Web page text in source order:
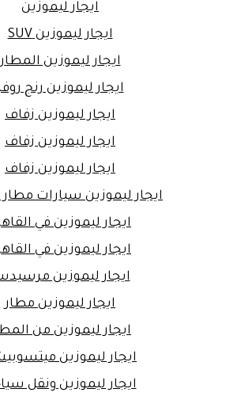
ايجار ليموزين
ايجار ليموزين SUV
ايجار ليموزين المطار
ايجار ليموزين رنج
ايجار ليموزين زفاف
ايجار ليموزين زفاف
ايجار ليموزين زفاف
ايجار ليموزين سيارات مطار
ايجار ليموزين في
ايجار ليموزين في
ايجار ليموزين
ايجار ليموزين مطار
ايجار ليموزين من
ايجار ليموزين
ايجار ليموزين ونقل